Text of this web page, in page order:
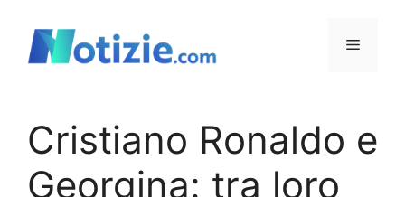
contenuto
Menu
Cristiano Ronaldo e
Georgina: tra loro